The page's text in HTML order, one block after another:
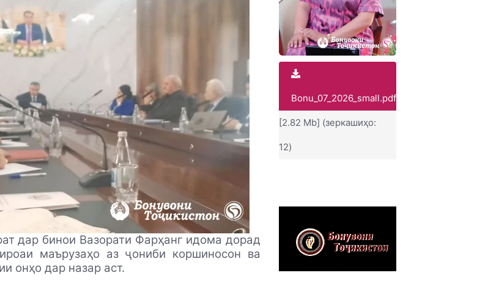
дар бинои Вазорати Фарҳанг идома дорад
ироаи маърузаҳо аз ҷониби коршиносон ва
онҳо дар назар аст.
Bonu_07_2026_small.pdf
[2.82 Mb] (зеркашиҳо:
12)